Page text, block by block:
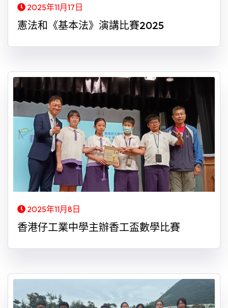
2025年11月17日
憲法和《基本法》演講比賽2025
2025年11月8日
香港仔工業中學主辦香工盃數學比賽